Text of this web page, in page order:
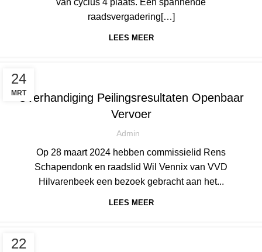
van cyclus 4 plaats. Een spannende
raadsvergadering[…]
LEES MEER
24
MRT
NIEUWS
Overhandiging Peilingsresultaten Openbaar
Vervoer
Admin
Op 28 maart 2024 hebben commissielid Rens
Schapendonk en raadslid Wil Vennix van VVD
Hilvarenbeek een bezoek gebracht aan het...
LEES MEER
22NIEUWS